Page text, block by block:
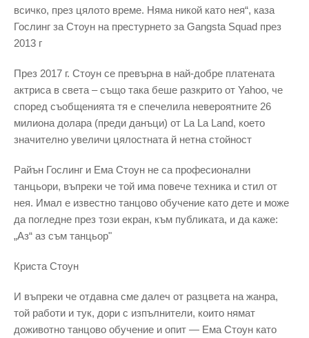
всичко, през цялото време. Няма никой като нея“, каза
Гослинг за Стоун на престурнето за Gangsta Squad през
2013 г
През 2017 г. Стоун се превърна в най-добре платената
актриса в света – също така беше разкрито от Yahoo, че
според съобщенията тя е спечелила невероятните 26
милиона долара (преди данъци) от La La Land, което
значително увеличи цялостната й нетна стойност
Райън Гослинг и Ема Стоун не са професионални
танцьори, въпреки че той има повече техника и стил от
нея. Имал е известно танцово обучение като дете и може
да погледне през този екран, към публиката, и да каже:
„Аз“ аз съм танцьор"
Криста Стоун
И въпреки че отдавна сме далеч от разцвета на жанра,
той работи и тук, дори с изпълнители, които нямат
доживотно танцово обучение и опит — Ема Стоун като